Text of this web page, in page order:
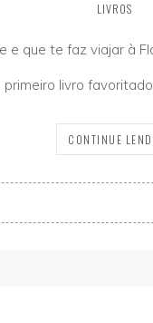
LIVROS
e que te faz viajar à
livro
CONTINUE